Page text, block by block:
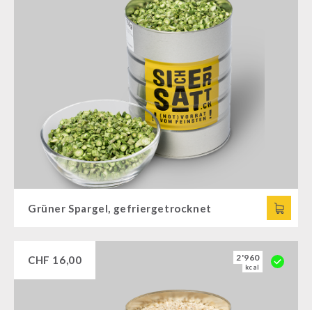
Grüner Spargel, gefriergetrocknet
CHF 16,00 2'960
kcal